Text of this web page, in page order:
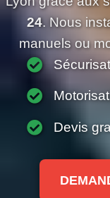
24. Nous
manuels ou
Devis